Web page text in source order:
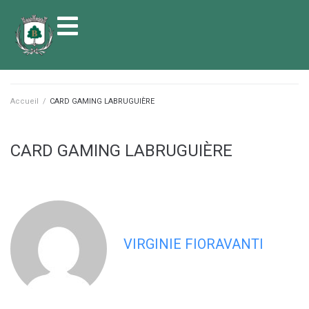
principal
Accueil / CARD GAMING LABRUGUIÈRE
CARD GAMING LABRUGUIÈRE
VIRGINIE FIORAVANTI